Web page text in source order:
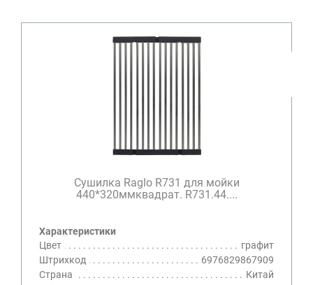
Сушилка Raglo R731 для мойки
440*320ммквадрат. R731.44....
Характеристики
Цвет
графит
Штрихкод
6976829867909
Страна
Китай